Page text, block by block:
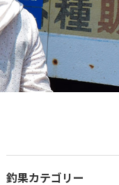
釣果カテゴリー